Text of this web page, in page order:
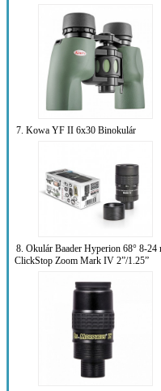
7. Kowa YF II 6x30 Binokulár
8. Okulár Baader Hyperion 68° 8-24
ClickStop Zoom Mark IV 2”/1.25”